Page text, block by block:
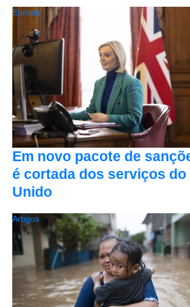
Em novo pacote de
é cortada dos serviços do
Unido
Europa
Artigos